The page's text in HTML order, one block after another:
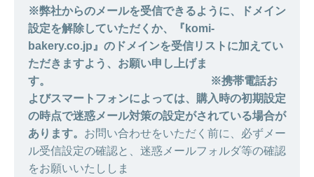
※弊社からのメールを受信できるように、ドメイン
設定を解除していただくか、『komi-
bakery.co.jp』のドメインを受信リストに加えてい
ただきますよう、お願い申し上げま
す。
※携帯電話お
よびスマートフォンによっては、購入時の初期設定
の時点で迷惑メール対策の設定がされている場合が
あります。 お問い合わせをいただく前に、必ずメー
ル受信設定の確認と、迷惑メールフォルダ等の確認
をお願いいたししま